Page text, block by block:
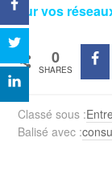
sur vos
0
SHARES
Classé sous :
Balisé avec :